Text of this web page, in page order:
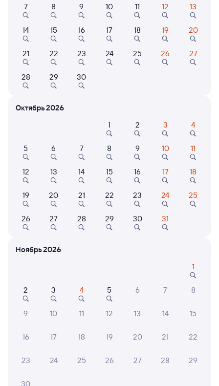
149У Проходящий 7,3
Кыштым
Вологда-1
19:44 23:11
1 д 5 ч 27 м в пути
Выберите дату
Найдём билет на поезд за вас
Искать билеты
Отели в Вологде
2 ⁠884 ⁠₽
7 8 9 10 11 12 13
14 15 16 17 18 19 20
21 22 23 24 25 26 27
28 29 30
Октябрь 2026
1
2 3 4
5 6 7 8 9 10 11
12 13 14 15 16 17 18
19 20 21 22 23 24 25
26 27 28 29 30 31
Ноябрь 2026
1
2 3 4 5 6 7 8
9 10 11 12 13 14 15
16 17 18 19 20 21 22
23 24 25 26 27 28 29
30